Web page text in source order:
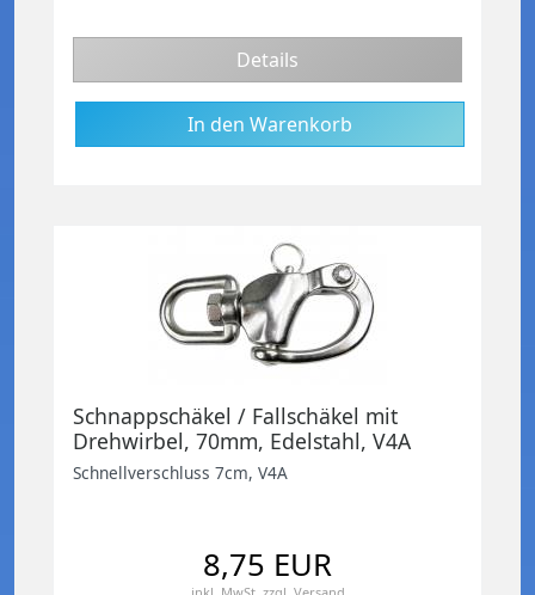
Details
Schnappschäkel / Fallschäkel mit
Drehwirbel, 70mm, Edelstahl, V4A
Schnellverschluss 7cm, V4A
8,75 EUR